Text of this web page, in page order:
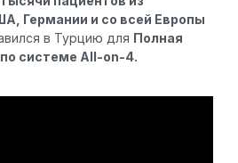
Германии и со всей Европы
в Турцию для Полная
системе All-on-4.